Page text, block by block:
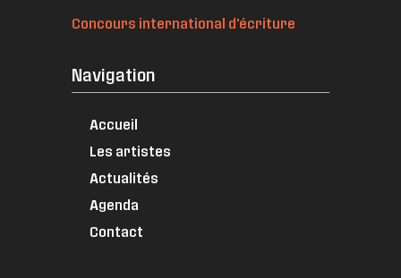
Concours international d'écriture
Navigation
Accueil
Les artistes
Actualités
Agenda
Contact